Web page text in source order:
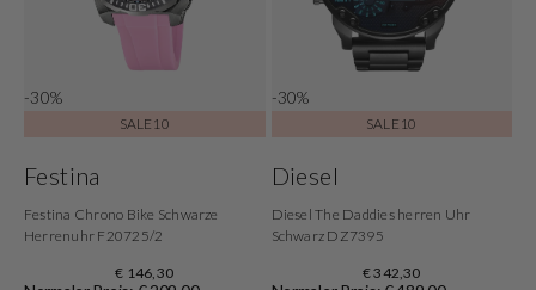
-30%
SALE10
Festina
Festina Chrono Bike Schwarze
Herrenuhr F20725/2
€ 146,30
-30%
SALE10
Diesel
Diesel The Daddies herren Uhr
Schwarz DZ7395
€ 342,30